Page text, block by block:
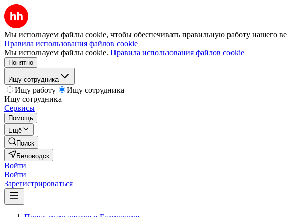
Мы используем файлы cookie, чтобы обеспечивать правильную работу нашего
Правила использования файлов cookie
Мы используем файлы cookie. Правила использования файлов cookie
Понятно
Ищу сотрудника
Ищу работу
Ищу сотрудника
Ищу сотрудника
Сервисы
Помощь
Ещё
Поиск
Беловодск
Войти
Войти
Зарегистрироваться